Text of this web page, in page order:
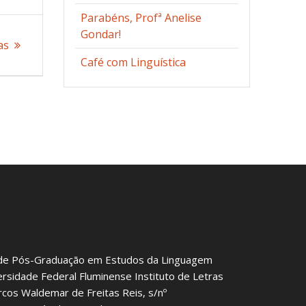
Parabéns, Profª Anelise
Gondar!
Café com Linguística
Pós-Graduação em Estudos da Linguagem
Federal Fluminense Instituto de Letras
Waldemar de Freitas Reis, s/nº